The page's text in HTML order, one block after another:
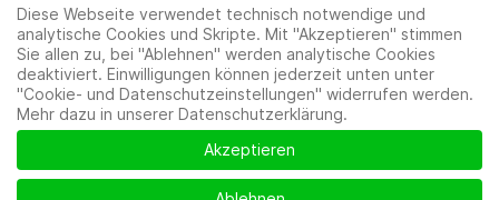
Mitglieder|Impressum|Datenschutzerklärung|Cookie-
und Datenschutzeinstellungen
Diese Webseite verwendet technisch notwendige und
analytische Cookies und Skripte. Mit "Akzeptieren" stimmen
Sie allen zu, bei "Ablehnen" werden analytische Cookies
deaktiviert. Einwilligungen können jederzeit unten unter
"Cookie- und Datenschutzeinstellungen" widerrufen werden.
Mehr dazu in unserer Datenschutzerklärung.
Akzeptieren